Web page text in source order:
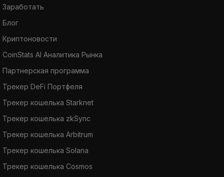
Заработать
Блог
Криптоновости
CoinStats AI Аналитика Рынка
Партнерская программа
Трекер DeFi Портфеля
Трекер кошелька Starknet
Трекер кошелька zkSync
Трекер кошелька Arbitrum
Трекер кошелька Solana
Трекер кошелька Cosmos